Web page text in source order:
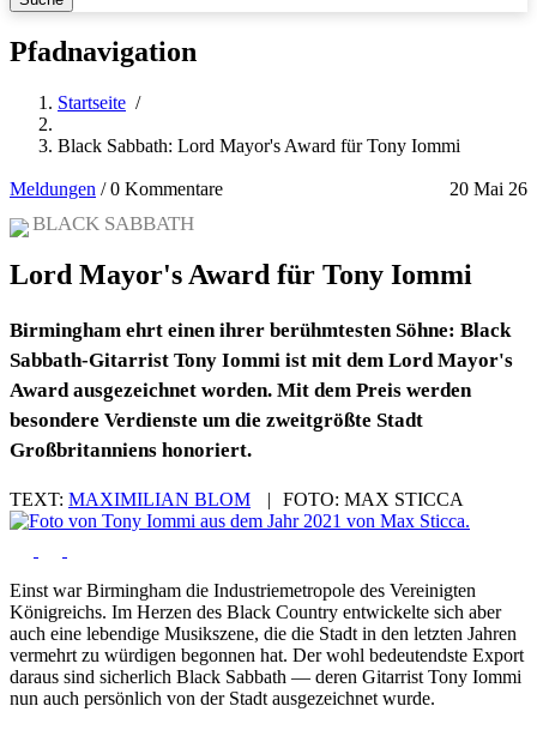
Pfadnavigation
Startseite /
Black Sabbath: Lord Mayor's Award für Tony Iommi
Meldungen 20 Mai 26
/0 Kommentare
BLACK SABBATH
Lord Mayor's Award für Tony Iommi
Birmingham ehrt einen ihrer berühmtesten Söhne: Black
Sabbath-Gitarrist Tony Iommi ist mit dem Lord Mayor's
Award ausgezeichnet worden. Mit dem Preis werden
besondere Verdienste um die zweitgrößte Stadt
Großbritanniens honoriert.
TEXT: MAXIMILIAN BLOM | FOTO: MAX STICCA
Einst war Birmingham die Industriemetropole des Vereinigten
Königreichs. Im Herzen des Black Country entwickelte sich aber
auch eine lebendige Musikszene, die die Stadt in den letzten Jahren
vermehrt zu würdigen begonnen hat. Der wohl bedeutendste Export
daraus sind sicherlich Black Sabbath — deren Gitarrist Tony Iommi
nun auch persönlich von der Stadt ausgezeichnet wurde.